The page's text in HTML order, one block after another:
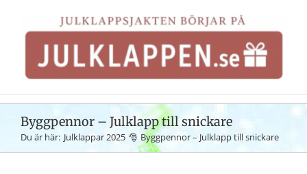
innehållet
Byggpennor – Julklapp till snickare
Du är här: Julklappar 2025 Byggpennor – Julklapp till snickare